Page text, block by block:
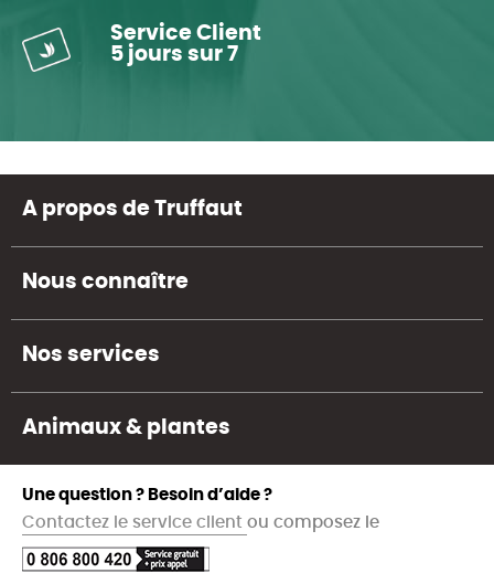
Service Client
5 jours sur 7
A propos de Truffaut
Nous connaître
Nos services
Animaux & plantes
Une question ? Besoin d’aide ?
Contactez le service client ou composez le